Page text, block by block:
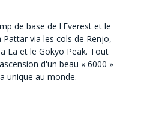
de base de l'Everest et le
Pattar via les cols de Renjo,
La et le Gokyo Peak. Tout
d'un beau « 6000 »
unique au monde.